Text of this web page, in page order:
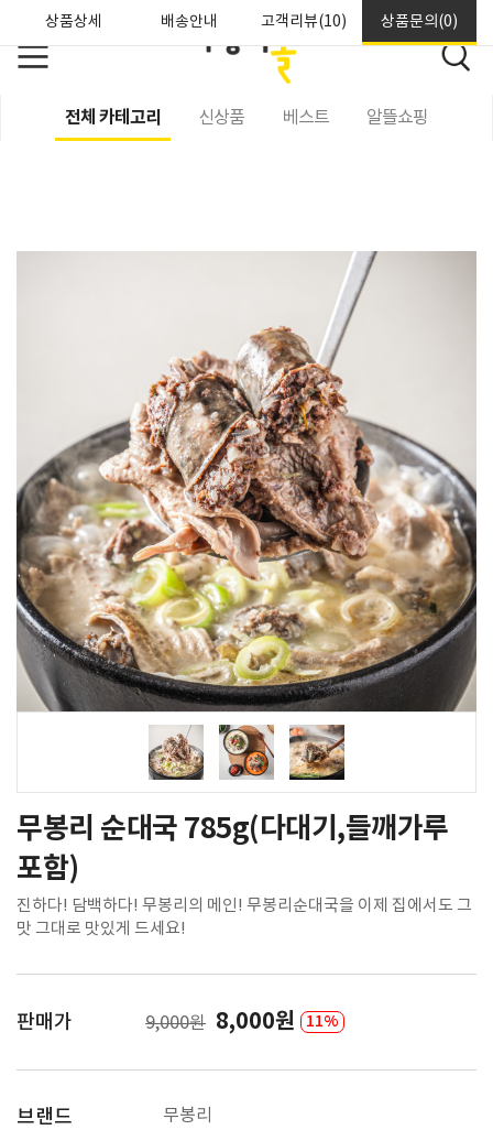
전체 카테고리 신상품 베스트 알뜰쇼핑
무봉리 순대국 785g(다대기,들깨가루
포함)
진하다! 담백하다! 무봉리의 메인! 무봉리순대국을 이제 집에서도 그
맛 그대로 맛있게 드세요!
판매가 9,000원 8,000원 11%
브랜드 무봉리
상품상세 배송안내 고객리뷰(10) 상품문의(0)